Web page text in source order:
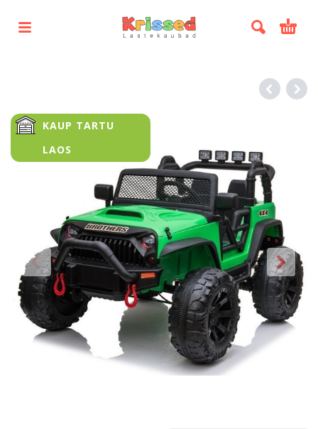
KAUP TARTU
LAOS